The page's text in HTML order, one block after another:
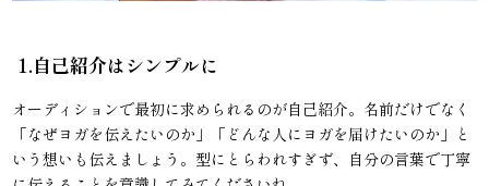
1.自己紹介はシンプルに
オーディションで最初に求められるのが自己紹介。名前だけでなく
「なぜヨガを伝えたいのか」「どんな人にヨガを届けたいのか」と
いう想いも伝えましょう。型にとらわれすぎず、自分の言葉で丁寧